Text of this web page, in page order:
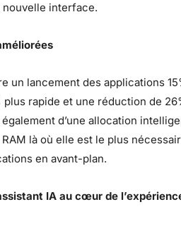
interface.
un lancement des applications
rapide et une réduction de
également d’une allocation
là où elle est le plus
en avant-plan.
IA au cœur de